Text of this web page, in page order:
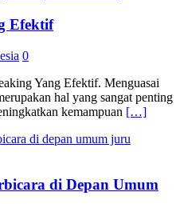
Efektif
0
Yang Efektif. Menguasai
hal yang sangat penting
kemampuan […]
di Depan Umum